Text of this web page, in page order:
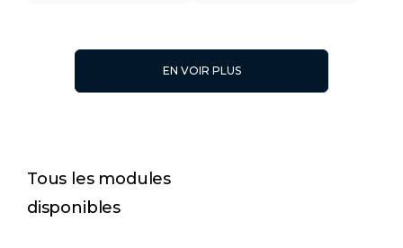
EN VOIR PLUS
Tous les modules
disponibles